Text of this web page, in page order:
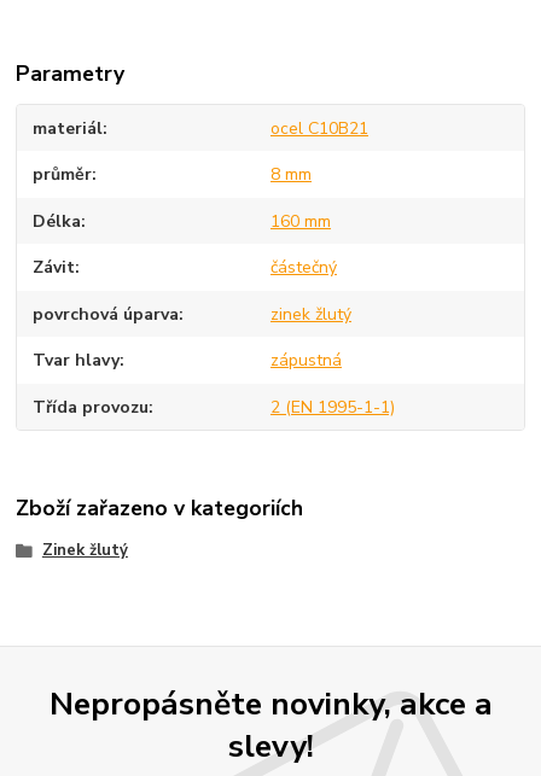
Parametry
materiál ocel C10B21
průměr 8 mm
Délka 160 mm
Závit částečný
povrchová úparva zinek žlutý
Tvar hlavy zápustná
Třída provozu 2 (EN 1995-1-1)
Zboží zařazeno v kategoriích
Zinek žlutý
Nepropásněte novinky, akce a
slevy!